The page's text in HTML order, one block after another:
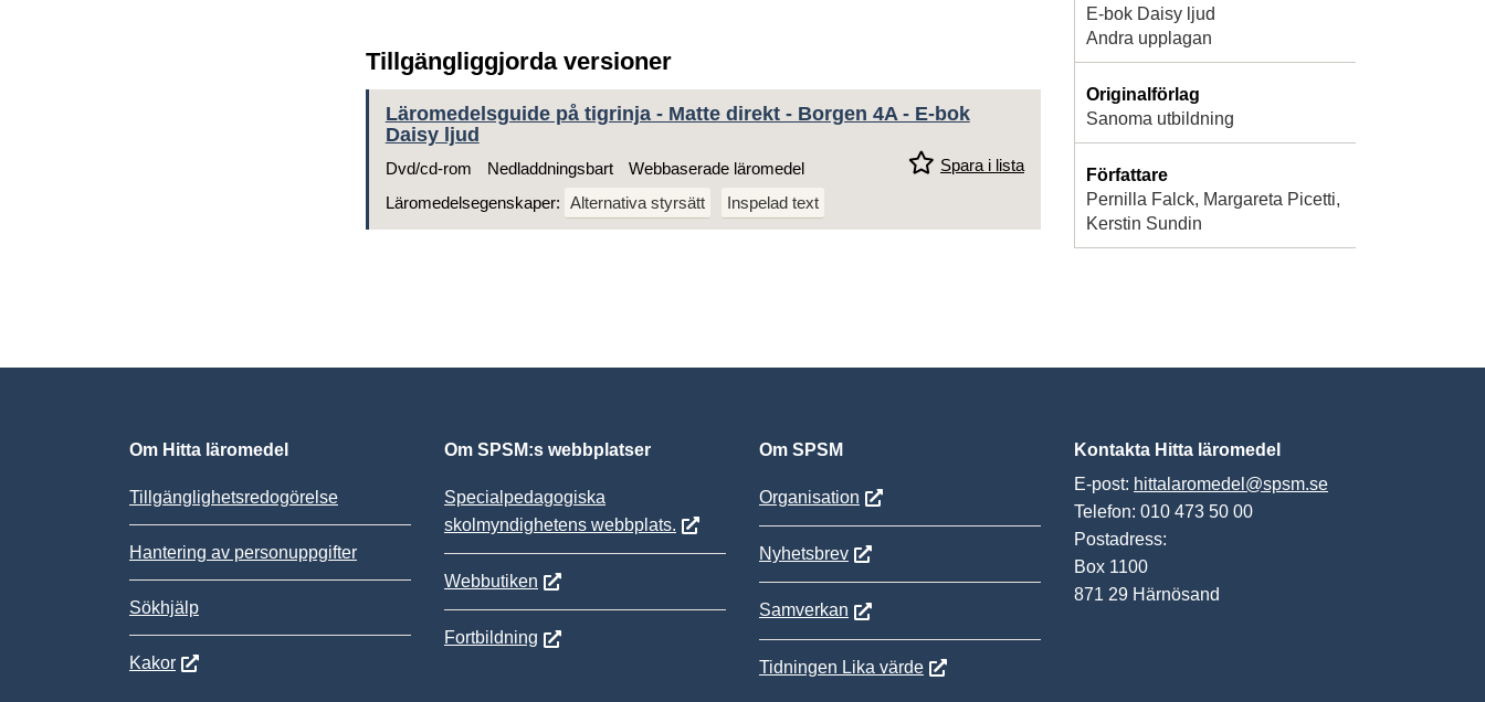
Tillgängliggjorda versioner
Läromedelsguide på tigrinja - Matte direkt - Borgen 4A - E-bok
Daisy ljud
Spara i lista
Dvd/cd-rom Nedladdningsbart
Webbaserade läromedel
Läromedelsegenskaper: Alternativa styrsätt Inspelad text
E-bok Daisy ljud
Andra upplagan
Originalförlag
Sanoma utbildning
Författare
Pernilla Falck, Margareta Picetti,
Kerstin Sundin
Om Hitta läromedel
Tillgänglighetsredogörelse
Hantering av personuppgifter
Sökhjälp
Kakor
Om SPSM:s webbplatser
Specialpedagogiska
skolmyndighetens webbplats.
Webbutiken
Fortbildning
Om SPSM
Organisation
Nyhetsbrev
Samverkan
Tidningen Lika värde
Kontakta Hitta läromedel
E-post: hittalaromedel@spsm.se
Telefon: 010 473 50 00
Postadress:
Box 1100
871 29 Härnösand